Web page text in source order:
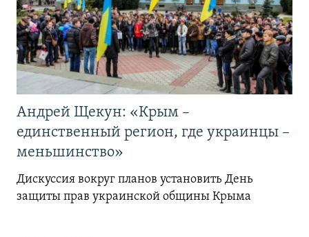
Андрей Щекун: «Крым –
единственный регион, где украинцы –
меньшинство»
Дискуссия вокруг планов установить День
защиты прав украинской общины Крыма